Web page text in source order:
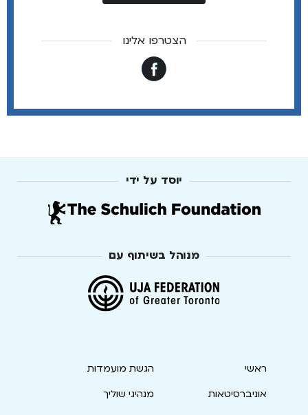
הצטרפו אלינו
יוסד על ידי
מנוהל בשיתוף עם
ראשי
הגשת מועמדות
אוניברסיטאות
מנהיגי שוליך